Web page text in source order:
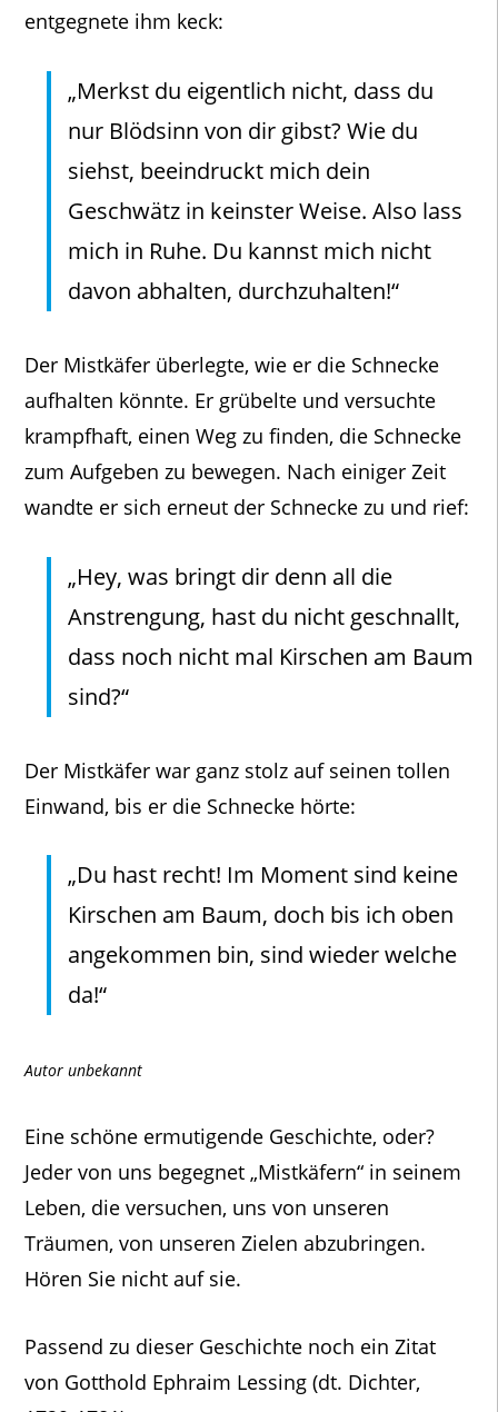
entgegnete ihm keck:
„Merkst du eigentlich nicht, dass du
nur Blödsinn von dir gibst? Wie du
siehst, beeindruckt mich dein
Geschwätz in keinster Weise. Also lass
mich in Ruhe. Du kannst mich nicht
davon abhalten, durchzuhalten!“
Der Mistkäfer überlegte, wie er die Schnecke
aufhalten könnte. Er grübelte und versuchte
krampfhaft, einen Weg zu finden, die Schnecke
zum Aufgeben zu bewegen. Nach einiger Zeit
wandte er sich erneut der Schnecke zu und rief:
„Hey, was bringt dir denn all die
Anstrengung, hast du nicht geschnallt,
dass noch nicht mal Kirschen am Baum
sind?“
Der Mistkäfer war ganz stolz auf seinen tollen
Einwand, bis er die Schnecke hörte:
„Du hast recht! Im Moment sind keine
Kirschen am Baum, doch bis ich oben
angekommen bin, sind wieder welche
da!“
Autor unbekannt
Eine schöne ermutigende Geschichte, oder?
Jeder von uns begegnet „Mistkäfern“ in seinem
Leben, die versuchen, uns von unseren
Träumen, von unseren Zielen abzubringen.
Hören Sie nicht auf sie.
Passend zu dieser Geschichte noch ein Zitat
von Gotthold Ephraim Lessing (dt. Dichter,